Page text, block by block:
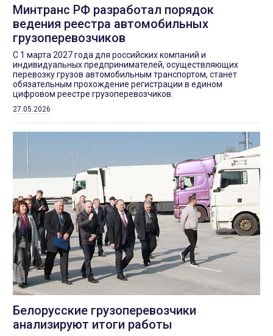
Минтранс РФ разработал порядок
ведения реестра автомобильных
грузоперевозчиков
С 1 марта 2027 года для российских компаний и
индивидуальных предпринимателей, осуществляющих
перевозку грузов автомобильным транспортом, станет
обязательным прохождение регистрации в едином
цифровом реестре грузоперевозчиков.
27.05.2026
Белорусские грузоперевозчики
анализируют итоги работы